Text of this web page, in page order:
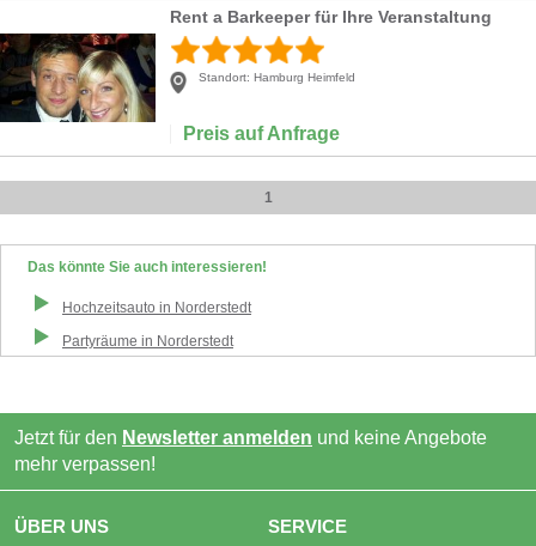
Rent a Barkeeper für Ihre Veranstaltung
Standort: Hamburg Heimfeld
Preis auf Anfrage
1
Das könnte Sie auch interessieren!
Hochzeitsauto in Norderstedt
Partyräume in Norderstedt
Jetzt für den Newsletter anmelden und keine Angebote
mehr verpassen!
ÜBER UNS SERVICE